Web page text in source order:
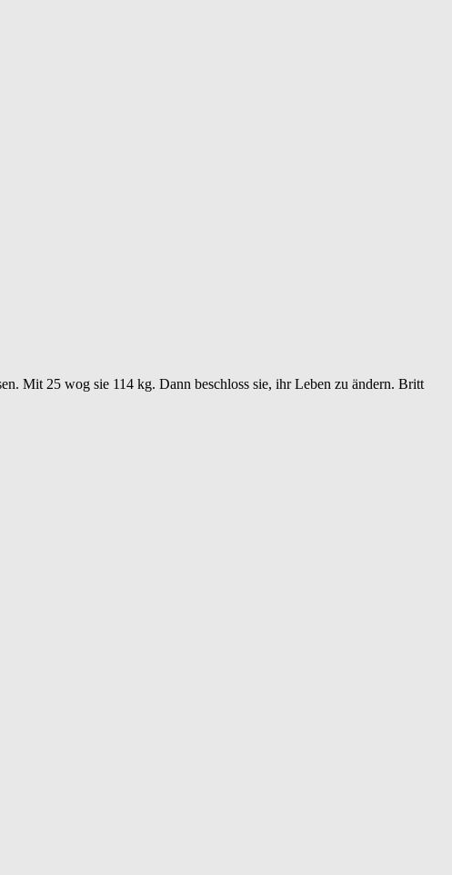
Mit 25 wog sie 114 kg. Dann beschloss sie, ihr Leben zu ändern. Britt